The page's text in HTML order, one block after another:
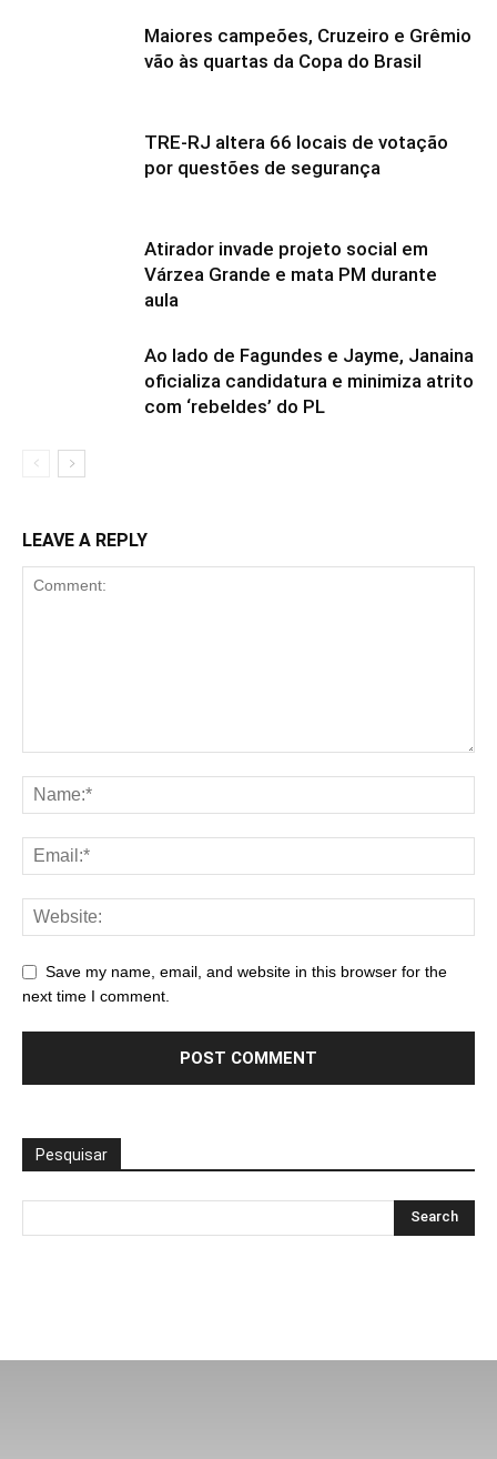
Maiores campeões, Cruzeiro e Grêmio
vão às quartas da Copa do Brasil
TRE-RJ altera 66 locais de votação
por questões de segurança
Atirador invade projeto social em
Várzea Grande e mata PM durante
aula
Ao lado de Fagundes e Jayme, Janaina
oficializa candidatura e minimiza atrito
com ‘rebeldes’ do PL
LEAVE A REPLY
Save my name, email, and website in this browser for the
next time I comment.
Pesquisar